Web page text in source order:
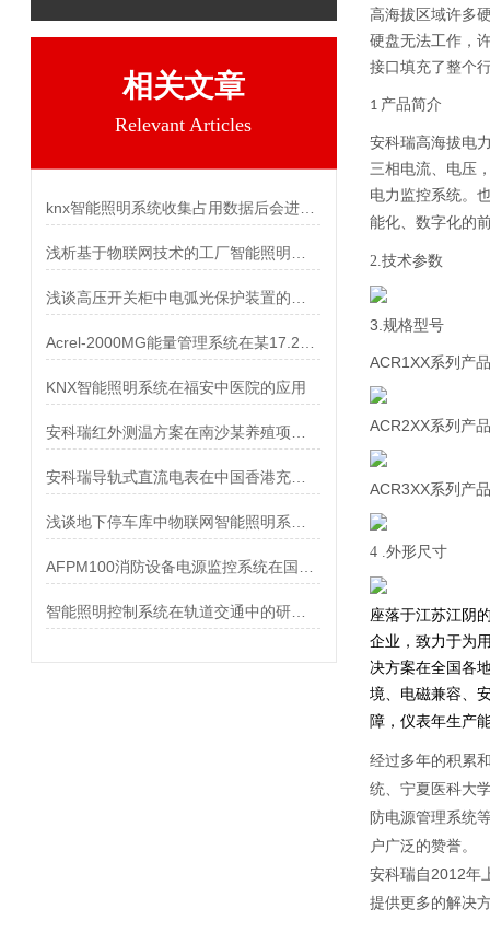
相关文章
Relevant Articles
KNX智能照明系统在福安中医院的应用
高海拔区域许多
硬盘无法工作，
接口 填充了整个
1 产品简介
安科瑞高海拔电
三相电流、电压
电力监控系统。
能化、数字化的
2.技术参数
3.规格型号
ACR1XX系列产
ACR2XX系列产
ACR3XX系列产
4 .外形尺寸
座落于江苏江阴
企业，致力于为
决方案在全国各
境、电磁兼容、
障，仪表年生产
经过多年的积累
统、宁夏医科大
防电源管理系统
户广泛的赞
安科瑞自2012年
提供更多的解决